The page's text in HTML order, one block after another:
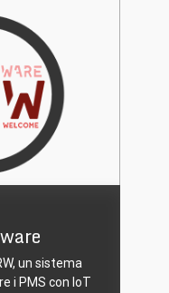
un sistema
i PMS con IoT